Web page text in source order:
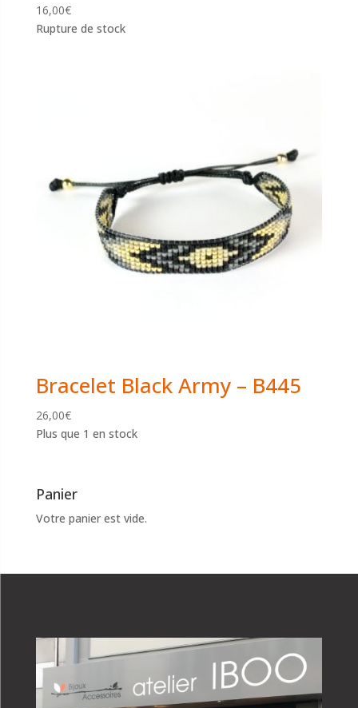
16,00€
Rupture de stock
Bracelet Black Army – B445
26,00€
Plus que 1 en stock
Panier
Votre panier est vide.